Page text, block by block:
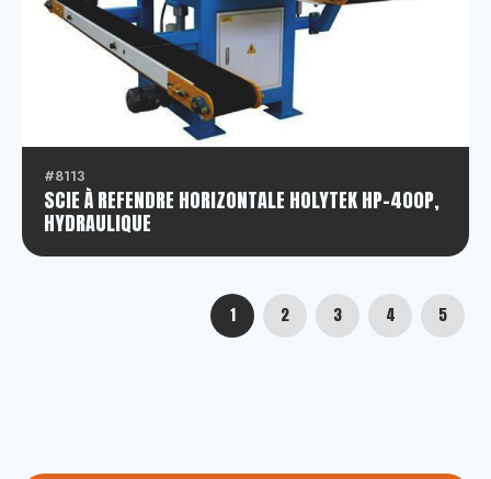
#8113
SCIE À REFENDRE HORIZONTALE HOLYTEK HP-400P,
HYDRAULIQUE
1 2 3 4 5